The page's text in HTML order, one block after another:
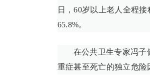
日，60岁以上老人全程
65.8%。
在公共卫生专家冯子
重症甚至死亡的独立危险